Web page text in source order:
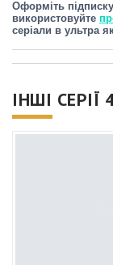
Оформіть
використовуйте
серіали в ультра
ІНШІ СЕРІЇ